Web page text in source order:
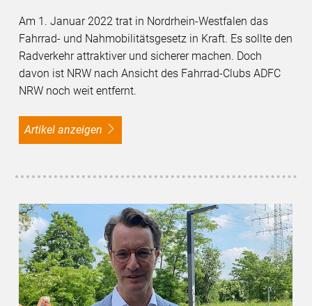
Am 1. Januar 2022 trat in Nordrhein-Westfalen das
Fahrrad- und Nahmobilitätsgesetz in Kraft. Es sollte den
Radverkehr attraktiver und sicherer machen. Doch
davon ist NRW nach Ansicht des Fahrrad-Clubs ADFC
NRW noch weit entfernt.
Artikel anzeigen